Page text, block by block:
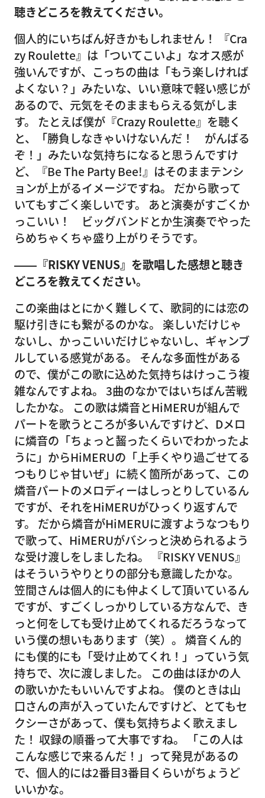
聴きどころを教えてください。
個人的にいちばん好きかもしれません！ 『Cra
zy Roulette』は「ついてこいよ」なオス感が
強いんですが、こっちの曲は「もう楽しければ
よくない？」みたいな、いい意味で軽い感じが
あるので、元気をそのままもらえる気がしま
す。 たとえば僕が『Crazy Roulette』を聴く
と、「勝負しなきゃいけないんだ！ がんばる
ぞ！」みたいな気持ちになると思うんですけ
ど、『Be The Party Bee!』はそのままテンシ
ョンが上がるイメージですね。 だから歌って
いてもすごく楽しいです。 あと演奏がすごくか
っこいい！ ビッグバンドとか生演奏でやった
らめちゃくちゃ盛り上がりそうです。
――『RISKY VENUS』を歌唱した感想と聴き
どころを教えてください。
この楽曲はとにかく難しくて、歌詞的には恋の
駆け引きにも繋がるのかな。 楽しいだけじゃ
ないし、かっこいいだけじゃないし、ギャンブ
ルしている感覚がある。 そんな多面性がある
ので、僕がこの歌に込めた気持ちはけっこう複
雑なんですよね。 3曲のなかではいちばん苦戦
したかな。 この歌は燐音とHiMERUが組んで
パートを歌うところが多いんですけど、Dメロ
に燐音の「ちょっと齧ったくらいでわかったよ
うに」からHiMERUの「上手くやり過ごせてる
つもりじゃ甘いぜ」に続く箇所があって、この
燐音パートのメロディーはしっとりしているん
ですが、それをHiMERUがひっくり返すんで
す。 だから燐音がHiMERUに渡すようなつもり
で歌って、HiMERUがバシっと決められるよう
な受け渡しをしましたね。 『RISKY VENUS』
はそういうやりとりの部分も意識したかな。
笠間さんは個人的にも仲よくして頂いているん
ですが、すごくしっかりしている方なんで、き
っと何をしても受け止めてくれるだろうなって
いう僕の想いもあります（笑）。 燐音くん的
にも僕的にも「受け止めてくれ！」っていう気
持ちで、次に渡しました。 この曲はほかの人
の歌いかたもいいんですよね。 僕のときは山
口さんの声が入っていたんですけど、とてもセ
クシーさがあって、僕も気持ちよく歌えまし
た！ 収録の順番って大事ですね。 「この人は
こんな感じで来るんだ！」って発見があるの
で、個人的には2番目3番目くらいがちょうど
いいかな。